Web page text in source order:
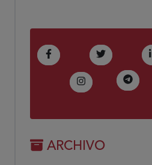
Facebook
(Abre en nuevaTwitter
(Abre en
Instagram
(Abre en
ARCHIVO